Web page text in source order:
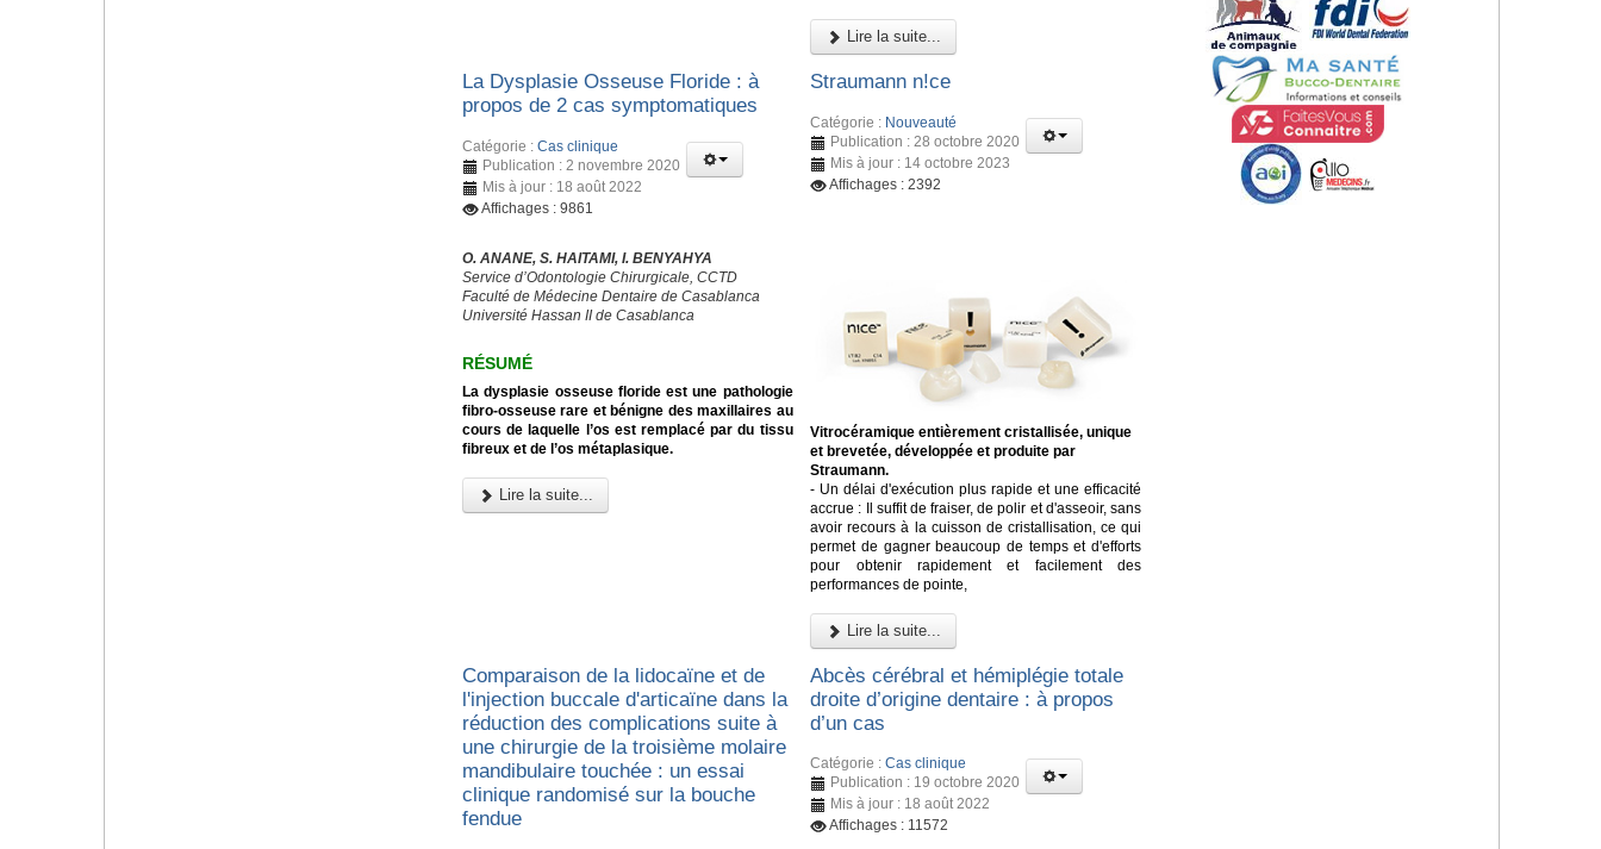
Lire la suite...
La Dysplasie Osseuse Floride : à
propos de 2 cas symptomatiques
Catégorie : Cas clinique
Publication : 2 novembre 2020
Mis à jour : 18 août 2022
Affichages : 9861
O. ANANE, S. HAITAMI, I. BENYAHYA
Service d’Odontologie Chirurgicale, CCTD
Faculté de Médecine Dentaire de Casablanca
Université Hassan II de Casablanca
RÉSUMÉ
La dysplasie osseuse floride est une pathologie
fibro-osseuse rare et bénigne des maxillaires au
cours de laquelle l’os est remplacé par du tissu
fibreux et de l’os métaplasique.
Lire la suite...
Straumann n!ce
Catégorie : Nouveauté
Publication : 28 octobre 2020
Mis à jour : 14 octobre 2023
Affichages : 2392
Vitrocéramique entièrement cristallisée, unique
et brevetée, développée et produite par
Straumann.
- Un délai d'exécution plus rapide et une efficacité
accrue : Il suffit de fraiser, de polir et d'asseoir, sans
avoir recours à la cuisson de cristallisation, ce qui
permet de gagner beaucoup de temps et d'efforts
pour obtenir rapidement et facilement des
performances de pointe,
Lire la suite...
Comparaison de la lidocaïne et de
l'injection buccale d'articaïne dans la
réduction des complications suite à
une chirurgie de la troisième molaire
mandibulaire touchée : un essai
clinique randomisé sur la bouche
fendue
Abcès cérébral et hémiplégie totale
droite d’origine dentaire : à propos
d’un cas
Catégorie :Cas clinique
Publication : 19 octobre 2020
Mis à jour : 18 août 2022
Affichages : 11572